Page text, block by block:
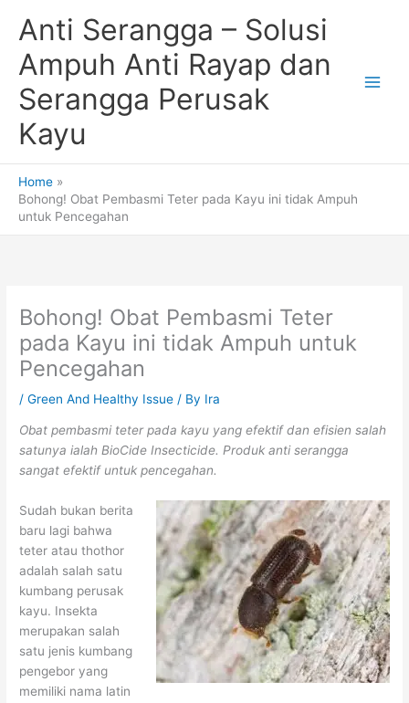
Anti Serangga – Solusi
Ampuh Anti Rayap dan
Serangga Perusak
Kayu
Home
Bohong! Obat Pembasmi Teter pada Kayu ini tidak Ampuh
untuk Pencegahan
Bohong! Obat Pembasmi Teter
pada Kayu ini tidak Ampuh untuk
Pencegahan
/Green And Healthy Issue / By Ira
Obat pembasmi teter pada kayu yang efektif dan efisien salah
satunya ialah BioCide Insecticide. Produk anti serangga
sangat efektif untuk pencegahan.
Sudah bukan berita
baru lagi bahwa
teter atau thothor
adalah salah satu
kumbang perusak
kayu. Insekta
merupakan salah
satu jenis kumbang
pengebor yang
memiliki nama latin